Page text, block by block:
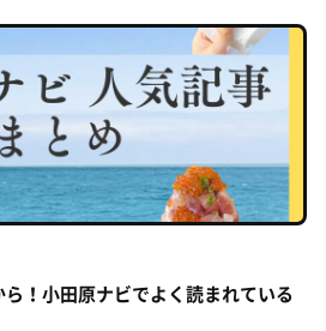
ら！小田原ナビでよく読まれている